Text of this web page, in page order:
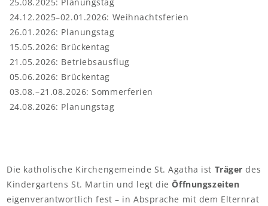
Kooperationspartner
24.12.2025–02.01.2026: Weihnachtsferien
26.01.2026: Planungstag
15.05.2026: Brückentag
21.05.2026: Betriebsausflug
05.06.2026: Brückentag
03.08.–21.08.2026: Sommerferien
24.08.2026: Planungstag
Die katholische Kirchengemeinde St. Agatha ist Trägerdes
Kindergartens St. Martin und legt dieÖffnungszeiten
eigenverantwortlich fest – in Absprache mit dem Elternrat